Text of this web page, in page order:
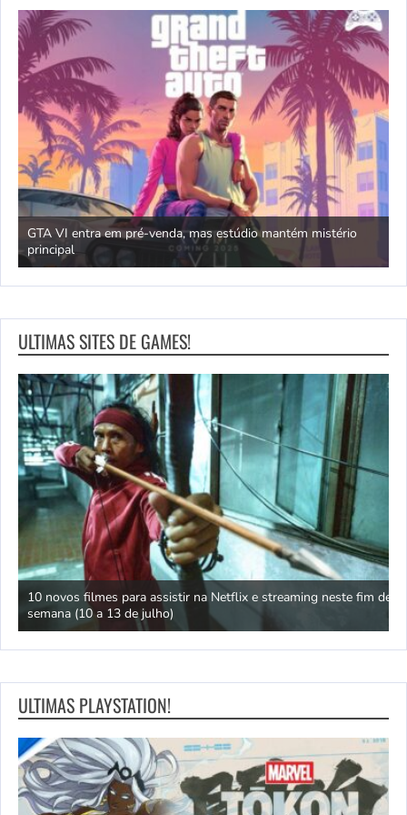
mas estúdio mantém mistério
Jogos com temática
ULTIMAS SITES DE GAMES!
assistir na Netflix e streaming neste fim de
julho)
Kortz Center Heist do
ULTIMAS PLAYSTATION!